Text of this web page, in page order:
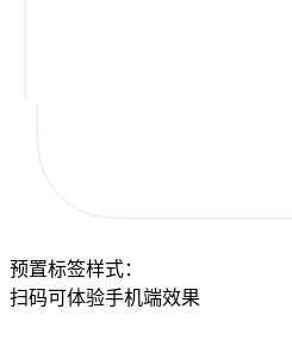
预置标签样式：
扫码可体验手机端效果